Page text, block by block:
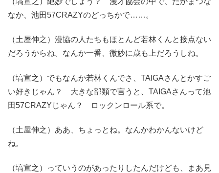
なか、池田57CRAZYのどっちかで……。
（土屋伸之）漫協の人たちもほとんど若林くんと接点ない
だろうからね。なんか一番、微妙に歳も上だろうしね。
（塙宣之）でもなんか若林くんでさ、TAIGAさんとかすご
い好きじゃん？ 大きな部類で言うと、TAIGAさんって池
田57CRAZYじゃん？ ロックンロール系で。
（土屋伸之）ああ、ちょっとね。なんかわかんないけど
ね。
（塙宣之）っていうのがあったりしたんだけども、まあ見